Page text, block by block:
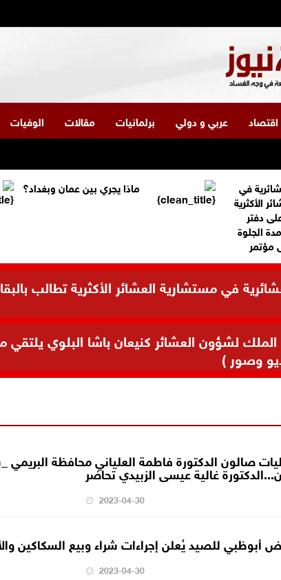
اقتصاد عربي و دولي برلمانيات مقالات الوفيات
في
الأكثرية
دفتر
الجلوة
مؤتمر
ماذا يجري بين عمان وبغداد؟
في مستشارية العشائر الأكثرية تطالب
لشؤون العشائر كنيعان باشا البلوي
وصور )
صالون الدكتورة فاطمة العلياني محافظة البريمي
غالية عيسى الزبيدي تحاضر
2023-04-30
أبوظبي للصيد يُعلن إجراءات شراء وبيع السكاكين
2023-04-30